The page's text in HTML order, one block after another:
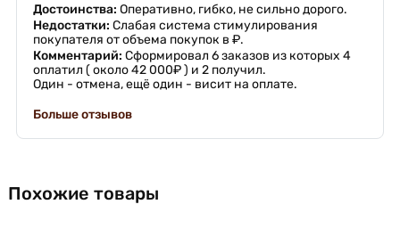
Достоинства: Оперативно, гибко, не сильно дорого.
Недостатки: Слабая система стимулирования
покупателя от объема покупок в ₽.
Комментарий: Сформировал 6 заказов из которых 4
оплатил ( около 42 000₽ ) и 2 получил.
Один - отмена, ещё один - висит на оплате.
Больше отзывов
Похожие товары